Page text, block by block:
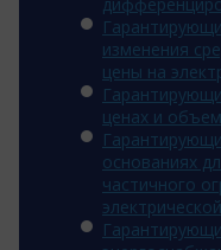
изменения
цены на
ценах и
основаниях
частичного